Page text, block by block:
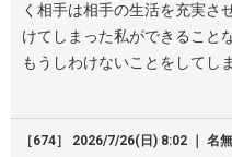
く相手は相手の生活を充実さ
けてしまった私ができること
もうしわけないことをしてし
［674］ 2026/7/26(日) 8:02 ｜ 名